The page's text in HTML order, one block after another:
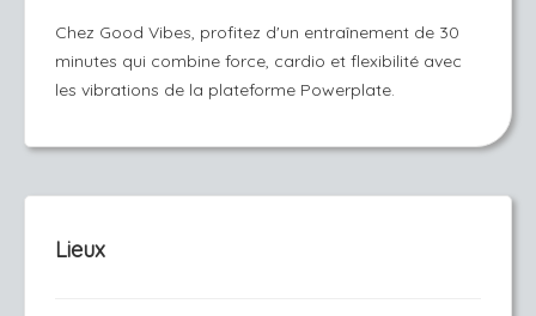
Chez Good Vibes, profitez d'un entraînement de 30
minutes qui combine force, cardio et flexibilité avec
les vibrations de la plateforme Powerplate.
Lieux